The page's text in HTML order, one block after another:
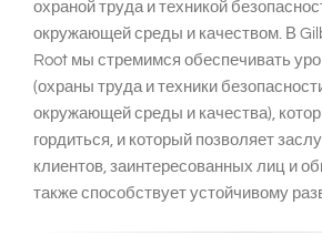
охраной труда и техникой
окружающей среды и качеством. В
Root мы стремимся обеспечивать
(охраны труда и техники
окружающей среды и качества),
гордиться, и который позволяет
клиентов, заинтересованных лиц и
также способствует устойчивому